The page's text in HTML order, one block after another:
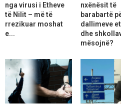
nga virusi i Etheve
të Nilit – më të
rrezikuar moshat
e...
nxënësit të
barabartë
dallimeve
dhe
mësojnë?